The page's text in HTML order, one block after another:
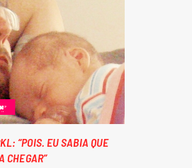
“POIS. EU SABIA QUE
CHEGAR”